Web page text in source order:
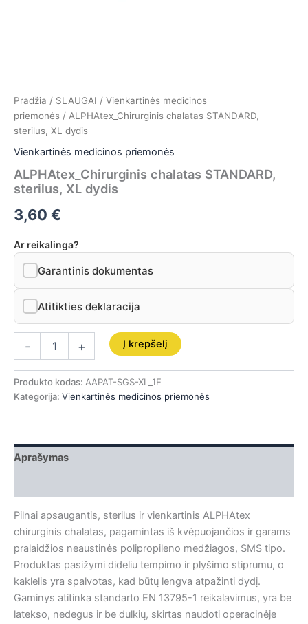
Pradžia / SLAUGAI / Vienkartinės medicinos
priemonės / ALPHAtex_Chirurginis chalatas STANDARD,
sterilus, XL dydis
Vienkartinės medicinos priemonės
ALPHAtex_Chirurginis chalatas STANDARD,
sterilus, XL dydis
3,60 €
Ar reikalinga?
Garantinis dokumentas
Atitikties deklaracija
- + Į krepšelį
Produkto kodas: AAPAT-SGS-XL_1E
Kategorija: Vienkartinės medicinos priemonės
Aprašymas
Pilnai apsaugantis, sterilus ir vienkartinis ALPHAtex
chirurginis chalatas, pagamintas iš kvėpuojančios ir garams
pralaidžios neaustinės polipropileno medžiagos, SMS tipo.
Produktas pasižymi dideliu tempimo ir plyšimo stiprumu, o
kaklelis yra spalvotas, kad būtų lengva atpažinti dydį.
Gaminys atitinka standarto EN 13795-1 reikalavimus, yra be
latekso, nedegus ir be dulkių, skirtas naudoti operacinėje